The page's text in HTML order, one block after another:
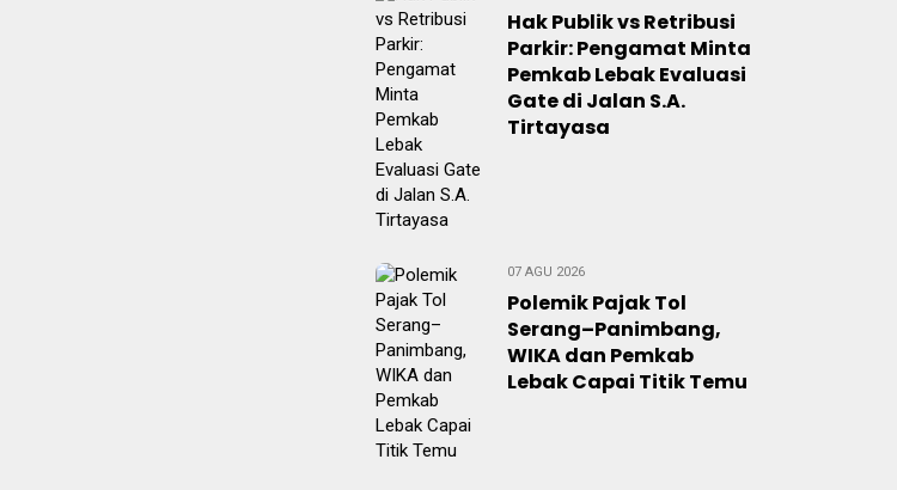
Hak Publik vs Retribusi
Parkir: Pengamat Minta
Pemkab Lebak Evaluasi
Gate di Jalan S.A.
Tirtayasa
07 AGU 2026
Polemik Pajak Tol
Serang–Panimbang,
WIKA dan Pemkab
Lebak Capai Titik Temu